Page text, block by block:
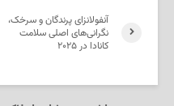
آنفولانزای پرندگان و سرخک،
نگرانی‌های اصلی سلامت
کانادا در ۲۰۲۵